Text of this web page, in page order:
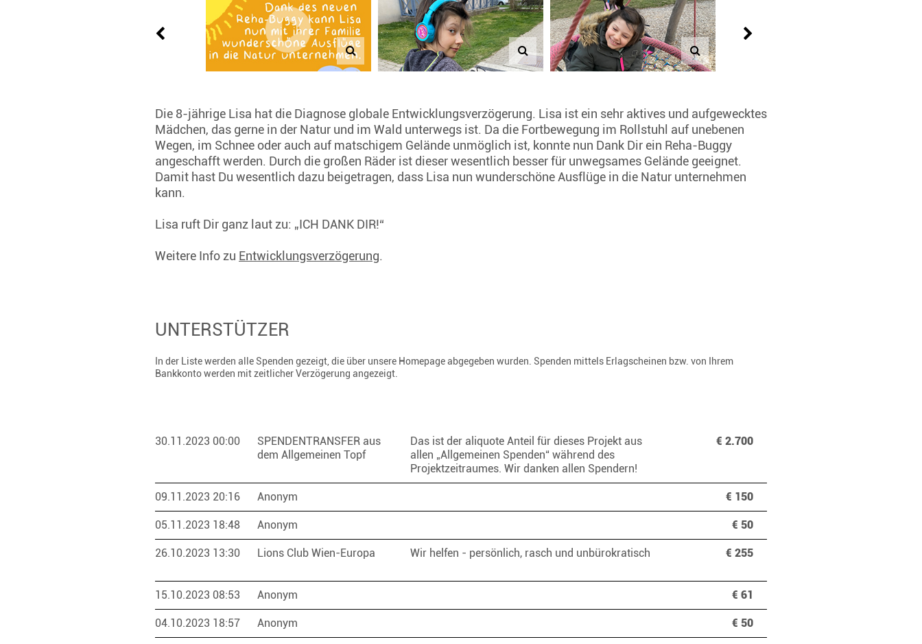
Die 8-jährige Lisa hat die Diagnose globale Entwicklungsverzögerung. Lisa ist ein sehr aktives und aufgewecktes
Mädchen, das gerne in der Natur und im Wald unterwegs ist. Da die Fortbewegung im Rollstuhl auf unebenen
Wegen, im Schnee oder auch auf matschigem Gelände unmöglich ist, konnte nun Dank Dir ein Reha-Buggy
angeschafft werden. Durch die großen Räder ist dieser wesentlich besser für unwegsames Gelände geeignet.
Damit hast Du wesentlich dazu beigetragen, dass Lisa nun wunderschöne Ausflüge in die Natur unternehmen
kann.
Lisa ruft Dir ganz laut zu: „ICH DANK DIR!“
Weitere Info zu Entwicklungsverzögerung.
UNTERSTÜTZER
In der Liste werden alle Spenden gezeigt, die über unsere Homepage abgegeben wurden. Spenden mittels Erlagscheinen bzw. von Ihrem
Bankkonto werden mit zeitlicher Verzögerung angezeigt.
30.11.2023 00:00
SPENDENTRANSFER aus
dem Allgemeinen Topf
€ 2.700
Das ist der aliquote Anteil für dieses Projekt aus
allen „Allgemeinen Spenden“ während des
Projektzeitraumes. Wir danken allen Spendern!
09.11.2023 20:16 Anonym € 150
05.11.2023 18:48 Anonym € 50
26.10.2023 13:30 Lions Club Wien-Europa € 255
Wir helfen - persönlich, rasch und unbürokratisch
15.10.2023 08:53 Anonym € 61
04.10.2023 18:57 Anonym € 50